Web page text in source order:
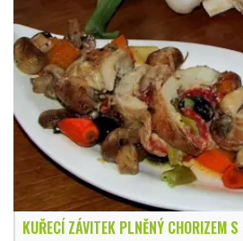
KUŘECÍ ZÁVITEK PLNĚNÝ CHORIZEM S